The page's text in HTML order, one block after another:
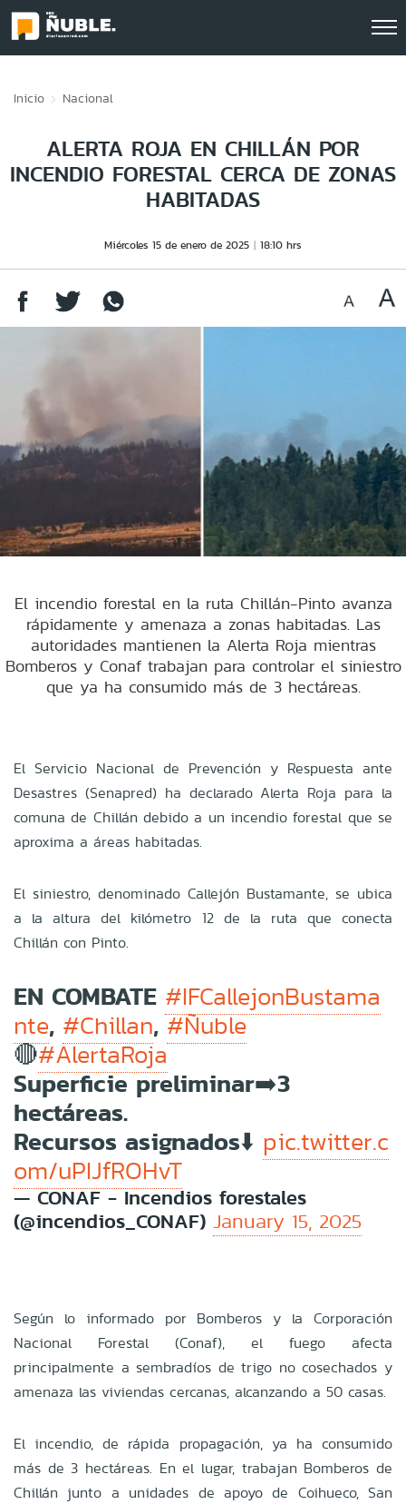
Inicio Nacional
ALERTA ROJA EN CHILLÁN POR
INCENDIO FORESTAL CERCA DE ZONAS
HABITADAS
Miércoles 15 de enero de 2025 18:10 hrs
El incendio forestal en la ruta Chillán-Pinto avanza
rápidamente y amenaza a zonas habitadas. Las
autoridades mantienen la Alerta Roja mientras
Bomberos y Conaf trabajan para controlar el siniestro
que ya ha consumido más de 3 hectáreas.
El Servicio Nacional de Prevención y Respuesta ante
Desastres (Senapred) ha declarado Alerta Roja para la
comuna de Chillán debido a un incendio forestal que se
aproxima a áreas habitadas.
El siniestro, denominado Callejón Bustamante, se ubica
a la altura del kilómetro 12 de la ruta que conecta
Chillán con Pinto.
EN COMBATE #IFCallejonBustama
nte, #Chillan,#Ñuble
🔴#AlertaRoja
Superficie preliminar➡️3
hectáreas.
Recursos asignados⬇️ pic.twitter.c
om/uPIJfROHvT
— CONAF - Incendios forestales
(@incendios_CONAF) January 15, 2025
Según lo informado por Bomberos y la Corporación
Nacional Forestal (Conaf), el fuego afecta
principalmente a sembradíos de trigo no cosechados y
amenaza las viviendas cercanas, alcanzando a 50 casas.
El incendio, de rápida propagación, ya ha consumido
más de 3 hectáreas. En el lugar, trabajan Bomberos de
Chillán junto a unidades de apoyo de Coihueco, San